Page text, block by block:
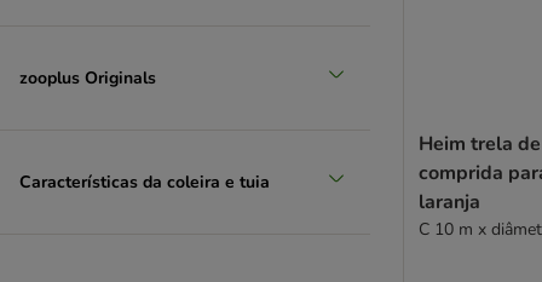
zooplus Originals
Características da coleira e tuia
Heim trela
comprida
laranja
C 10 m x